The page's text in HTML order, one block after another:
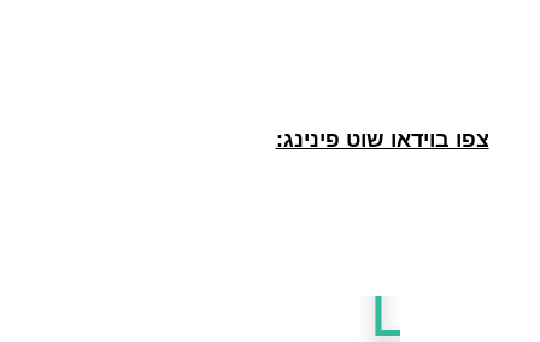
צפו בוידאו שוט פינינג: